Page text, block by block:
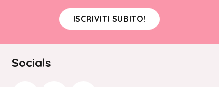
ISCRIVITI SUBITO!
Socials